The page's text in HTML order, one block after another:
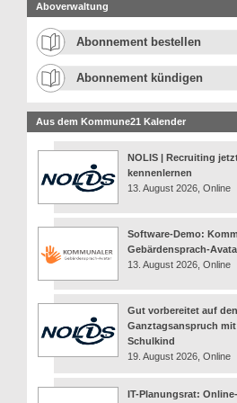
Aboverwaltung
Abonnement bestellen
Abonnement kündigen
Aus dem Kommune21 Kalender
NOLIS | Recruiting
kennenlernen
13. August 2026, Online
Software-Demo:
Gebärdensprach-
13. August 2026, Online
Gut vorbereitet auf den
Ganztagsanspruch mit
Schulkind
19. August 2026, Online
IT-Planungsrat: Online-